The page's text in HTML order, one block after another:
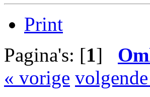
Print
Pagina's: [1]
« vorige